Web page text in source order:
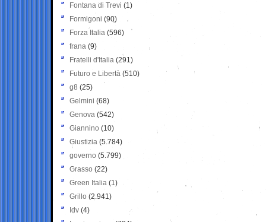
Fontana di Trevi (1)
Formigoni (90)
Forza Italia (596)
frana (9)
Fratelli d'Italia (291)
Futuro e Libertà (510)
g8 (25)
Gelmini (68)
Genova (542)
Giannino (10)
Giustizia (5.784)
governo (5.799)
Grasso (22)
Green Italia (1)
Grillo (2.941)
Idv (4)